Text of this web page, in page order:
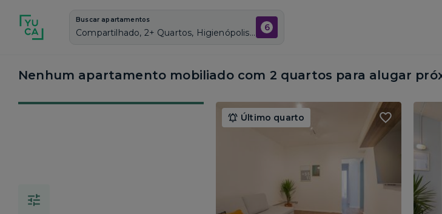
Buscar apartamentos
Compartilhado, 2+ Quartos, Higienópolis, Vagas de garagem: Sim, Mobiliado, Piscina 6
Nenhum apartamento mobiliado com 2 quartos para alugar
Último quarto